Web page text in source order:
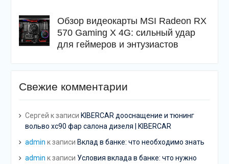
Обзор видеокарты MSI Radeon RX
570 Gaming X 4G: сильный удар
для геймеров и энтузиастов
Свежие комментарии
Сергей к записи KIBERCAR дооснащение и тюнинг
вольво хс90 фар салона дизеля | KIBERCAR
admin к записи Вклад в банке: что необходимо знать
admin к записи Условия вклада в банке: что нужно